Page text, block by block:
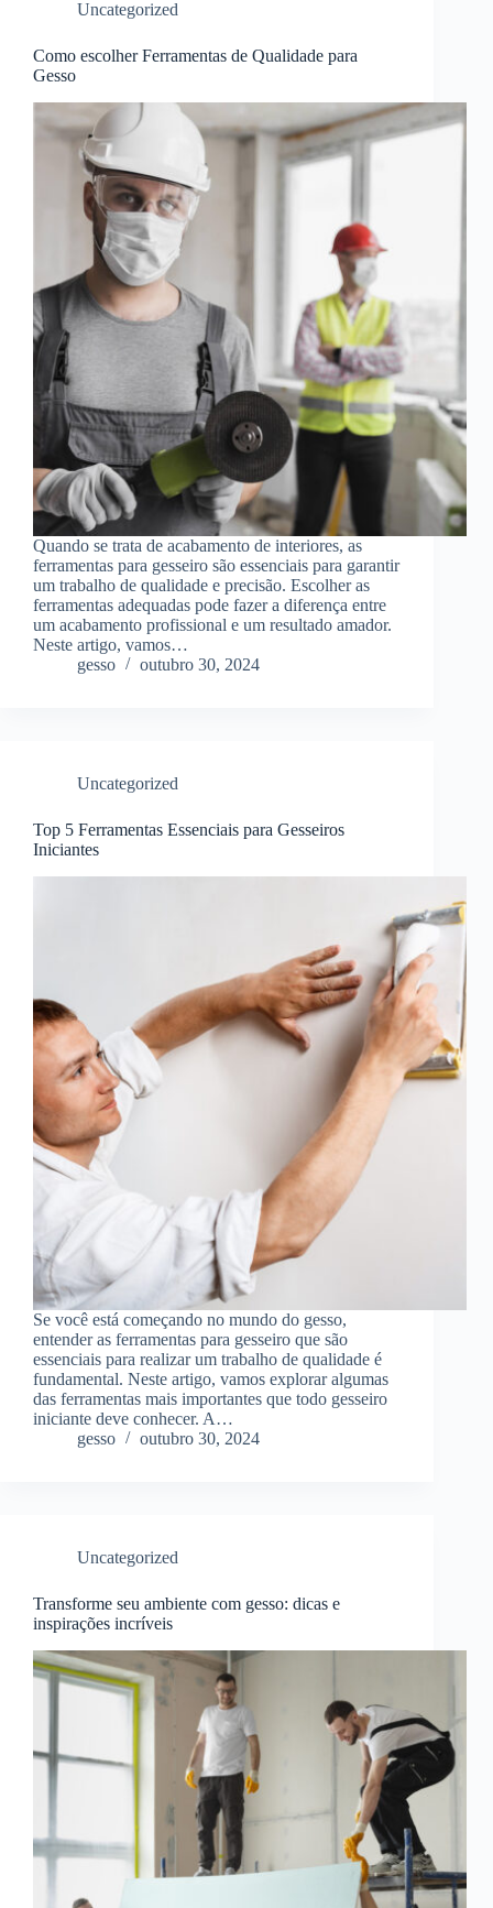
Uncategorized
Como escolher Ferramentas de Qualidade para
Gesso
Quando se trata de acabamento de interiores, as
ferramentas para gesseiro são essenciais para garantir
um trabalho de qualidade e precisão. Escolher as
ferramentas adequadas pode fazer a diferença entre
um acabamento profissional e um resultado amador.
Neste artigo, vamos…
gesso
outubro 30, 2024
Uncategorized
Top 5 Ferramentas Essenciais para Gesseiros
Iniciantes
Se você está começando no mundo do gesso,
entender as ferramentas para gesseiro que são
essenciais para realizar um trabalho de qualidade é
fundamental. Neste artigo, vamos explorar algumas
das ferramentas mais importantes que todo gesseiro
iniciante deve conhecer. A…
gesso
outubro 30, 2024
Uncategorized
Transforme seu ambiente com gesso: dicas e
inspirações incríveis